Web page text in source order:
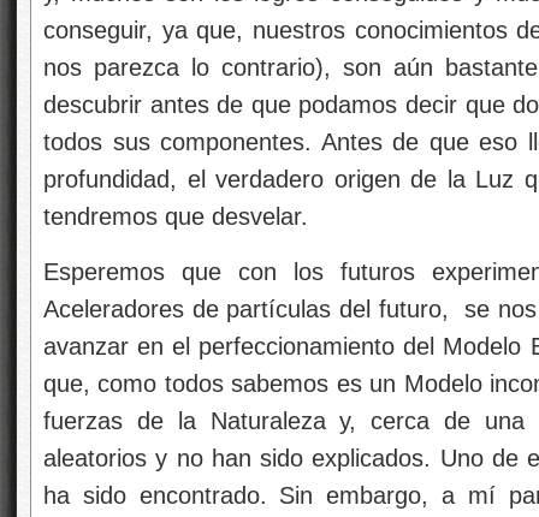
ha sido encontrado. Sin embargo, a mí
dudas al respecto.
emilio silvera